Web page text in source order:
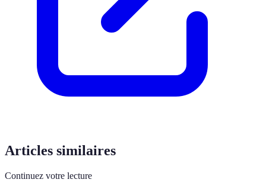
Articles similaires
Continuez votre lecture